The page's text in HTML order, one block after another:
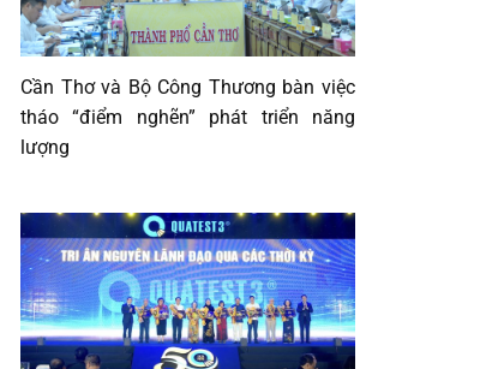
Cần Thơ và Bộ Công Thương bàn việc
tháo “điểm nghẽn” phát triển năng
lượng